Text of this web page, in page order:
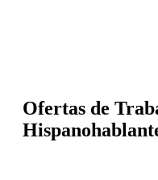
Ofertas de